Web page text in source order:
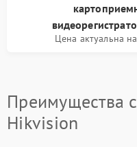
Цена актуальна
Преимущества
Hikvision